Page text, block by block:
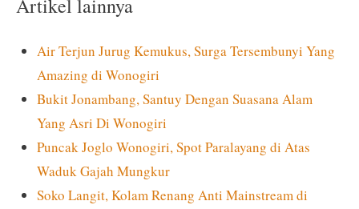
Artikel lainnya
Air Terjun Jurug Kemukus, Surga Tersembunyi Yang
Amazing di Wonogiri
Bukit Jonambang, Santuy Dengan Suasana Alam
Yang Asri Di Wonogiri
Puncak Joglo Wonogiri, Spot Paralayang di Atas
Waduk Gajah Mungkur
Soko Langit, Kolam Renang Anti Mainstream di